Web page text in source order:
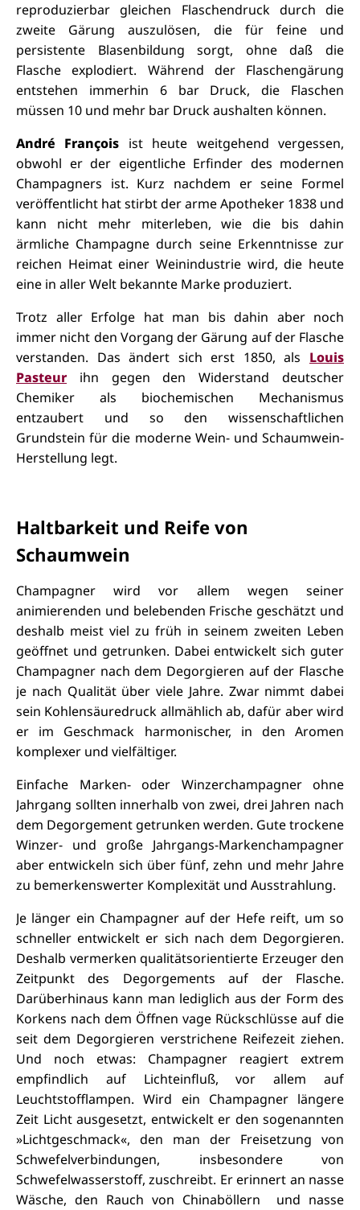
reproduzierbar gleichen Flaschendruck durch die
zweite Gärung auszulösen, die für feine und
persistente Blasenbildung sorgt, ohne daß die
Flasche explodiert. Während der Flaschengärung
entstehen immerhin 6 bar Druck, die Flaschen
müssen 10 und mehr bar Druck aushalten können.
André François ist heute weitgehend vergessen,
obwohl er der eigentliche Erfinder des modernen
Champagners ist. Kurz nachdem er seine Formel
veröffentlicht hat stirbt der arme Apotheker 1838 und
kann nicht mehr miterleben, wie die bis dahin
ärmliche Champagne durch seine Erkenntnisse zur
reichen Heimat einer Weinindustrie wird, die heute
eine in aller Welt bekannte Marke produziert.
Trotz aller Erfolge hat man bis dahin aber noch
immer nicht den Vorgang der Gärung auf der Flasche
verstanden. Das ändert sich erst 1850, als Louis
Pasteur
ihn gegen den Widerstand deutscher
Chemiker als biochemischen Mechanismus
entzaubert und so den wissenschaftlichen
Grundstein für die moderne Wein- und Schaumwein-
Herstellung legt.
Haltbarkeit und Reife von
Schaumwein
Champagner wird vor allem wegen seiner
animierenden und belebenden Frische geschätzt und
deshalb meist viel zu früh in seinem zweiten Leben
geöffnet und getrunken. Dabei entwickelt sich guter
Champagner nach dem Degorgieren auf der Flasche
je nach Qualität über viele Jahre. Zwar nimmt dabei
sein Kohlensäuredruck allmählich ab, dafür aber wird
er im Geschmack harmonischer, in den Aromen
komplexer und vielfältiger.
Einfache Marken- oder Winzerchampagner ohne
Jahrgang sollten innerhalb von zwei, drei Jahren nach
dem Degorgement getrunken werden. Gute trockene
Winzer- und große Jahrgangs-Markenchampagner
aber entwickeln sich über fünf, zehn und mehr Jahre
zu bemerkenswerter Komplexität und Ausstrahlung.
Je länger ein Champagner auf der Hefe reift, um so
schneller entwickelt er sich nach dem Degorgieren.
Deshalb vermerken qualitätsorientierte Erzeuger den
Zeitpunkt des Degorgements auf der Flasche.
Darüberhinaus kann man lediglich aus der Form des
Korkens nach dem Öffnen vage Rückschlüsse auf die
seit dem Degorgieren verstrichene Reifezeit ziehen.
Und noch etwas: Champagner reagiert extrem
empfindlich auf Lichteinfluß, vor allem auf
Leuchtstofflampen. Wird ein Champagner längere
Zeit Licht ausgesetzt, entwickelt er den sogenannten
»Lichtgeschmack«, den man der Freisetzung von
Schwefelverbindungen, insbesondere von
Schwefelwasserstoff, zuschreibt. Er erinnert an nasse
Wäsche, den Rauch von Chinaböllern und nasse